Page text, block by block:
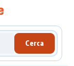
Cerca